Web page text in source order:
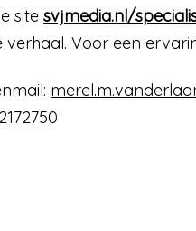
site svjmedia.nl/
Voor een